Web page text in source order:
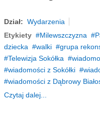
Dział: Wydarzenia
Etykiety
Milewszczyzna
dziecka
walki grupa
Telewizja Sokółka
wiadomości z Sokółki
wiadomości z Dąbrowy
Czytaj dalej...